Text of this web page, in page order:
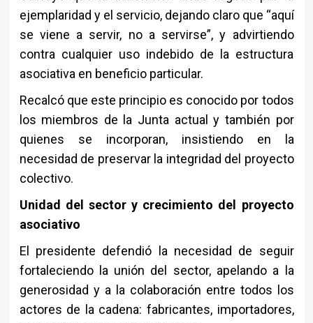
ejemplaridad y el servicio, dejando claro que “aquí
se viene a servir, no a servirse”, y advirtiendo
contra cualquier uso indebido de la estructura
asociativa en beneficio particular.
Recalcó que este principio es conocido por todos
los miembros de la Junta actual y también por
quienes se incorporan, insistiendo en la
necesidad de preservar la integridad del proyecto
colectivo.
Unidad del sector y crecimiento del proyecto
asociativo
El presidente defendió la necesidad de seguir
fortaleciendo la unión del sector, apelando a la
generosidad y a la colaboración entre todos los
actores de la cadena: fabricantes, importadores,